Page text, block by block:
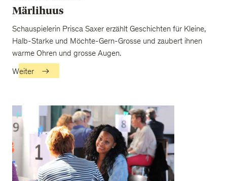
Märlihuus
Schauspielerin Prisca Saxer erzählt Geschichten für Kleine,
Halb-Starke und Möchte-Gern-Grosse und zaubert ihnen
warme Ohren und grosse Augen.
Weiter